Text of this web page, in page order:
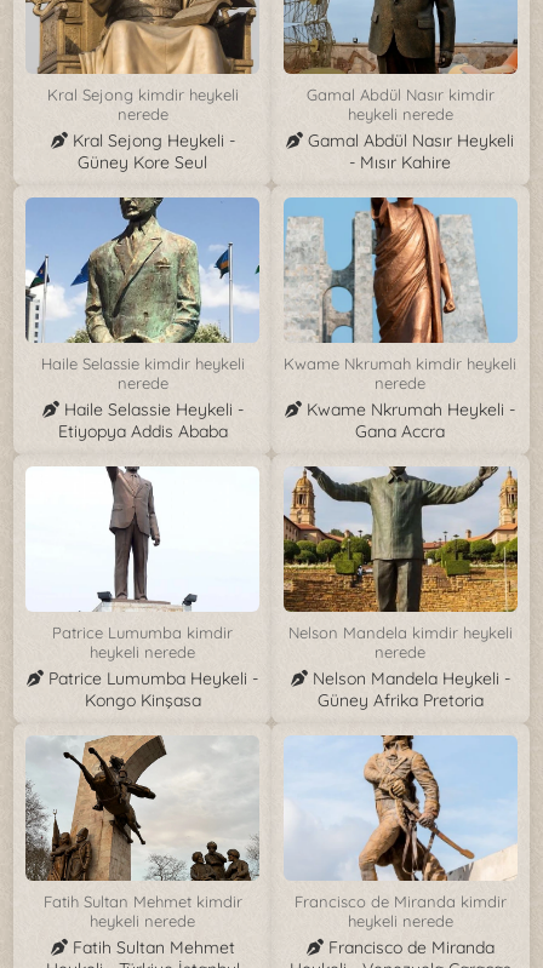
Kral Sejong kimdir heykeli
nerede
Kral Sejong Heykeli -
Güney Kore Seul
Gamal Abdül Nasır kimdir
heykeli nerede
Gamal Abdül Nasır Heykeli
- Mısır Kahire
Haile Selassie kimdir heykeli
nerede
Haile Selassie Heykeli -
Etiyopya Addis Ababa
Kwame Nkrumah kimdir heykeli
nerede
Kwame Nkrumah Heykeli -
Gana Accra
Patrice Lumumba kimdir
heykeli nerede
Patrice Lumumba Heykeli -
Kongo Kinşasa
Nelson Mandela kimdir heykeli
nerede
Nelson Mandela Heykeli -
Güney Afrika Pretoria
Fatih Sultan Mehmet kimdir
heykeli nerede
Fatih Sultan Mehmet
Francisco de Miranda kimdir
heykeli nerede
Francisco de Miranda